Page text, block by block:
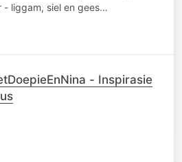
- liggam, siel en gees…
- Inspirasie